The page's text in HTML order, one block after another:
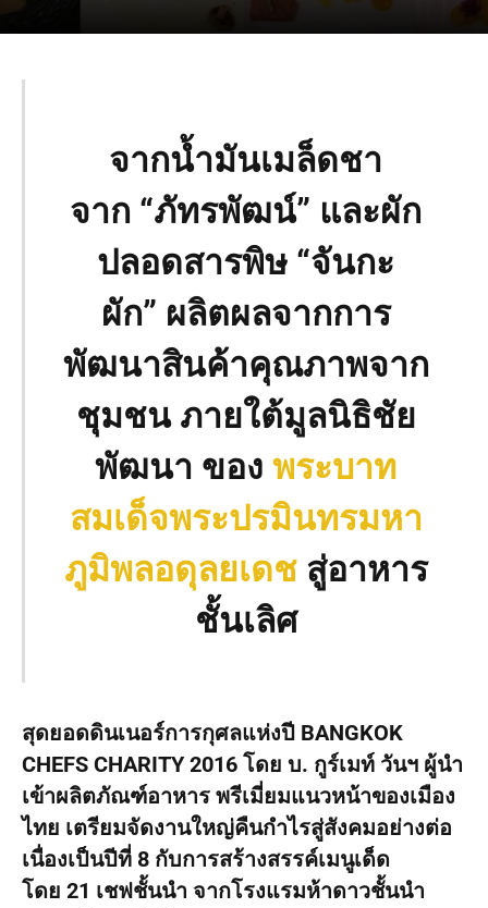
จากน้ำมันเมล็ดชา
จาก “ภัทรพัฒน์” และผัก
ปลอดสารพิษ “จันกะ
ผัก” ผลิตผลจากการ
พัฒนาสินค้าคุณภาพจาก
ชุมชน ภายใต้มูลนิธิชัย
พัฒนา ของ พระบาท
สมเด็จพระปรมินทรมหา
ภูมิพลอดุลยเดช สู่อาหาร
ชั้นเลิศ
สุดยอดดินเนอร์การกุศลแห่งปี BANGKOK
CHEFS CHARITY 2016 โดย บ. กูร์เมท์ วันฯ ผู้นำ
เข้าผลิตภัณฑ์อาหาร พรีเมี่ยมแนวหน้าของเมือง
ไทย เตรียมจัดงานใหญ่คืนกำไรสู่สังคมอย่างต่อ
เนื่องเป็นปีที่ 8 กับการสร้างสรรค์เมนูเด็ด
โดย 21 เชฟชั้นนำ จากโรงแรมห้าดาวชั้นนำ